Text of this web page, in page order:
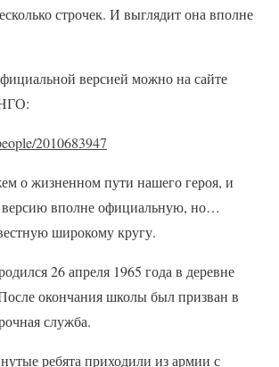
строчек. И выглядит она вполне
версией можно на сайте
2010683947
о жизненном пути нашего героя, и
версию вполне официальную, но…
широкому кругу.
26 апреля 1965 года в деревне
окончания школы был призван в
служба.
ребята приходили из армии с